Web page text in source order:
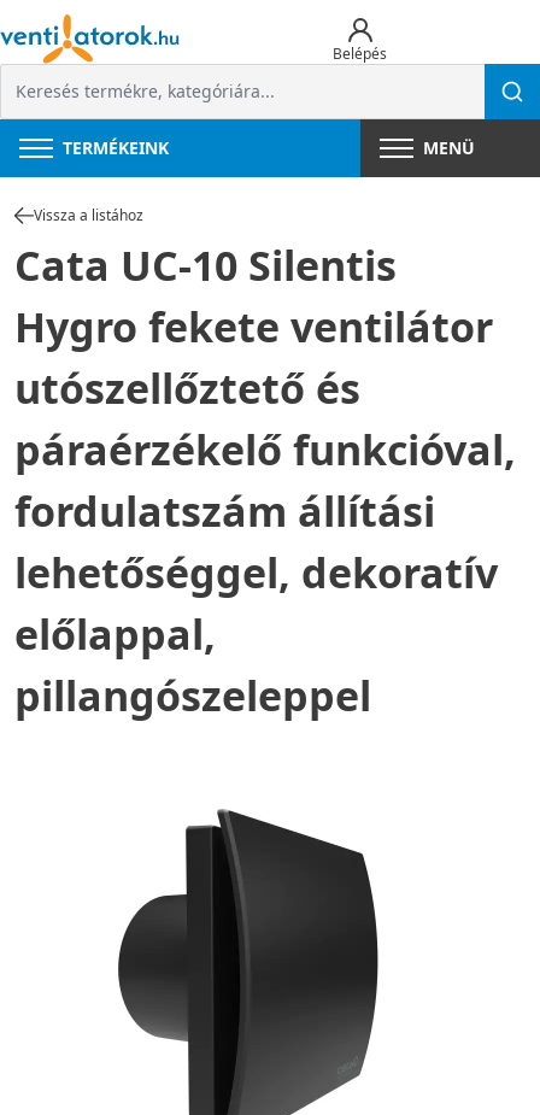
Belépés
TERMÉKEINK MENÜ
Vissza a listához
Cata UC-10 Silentis
Hygro fekete ventilátor
utószellőztető és
páraérzékelő funkcióval,
fordulatszám állítási
lehetőséggel, dekoratív
előlappal,
pillangószeleppel